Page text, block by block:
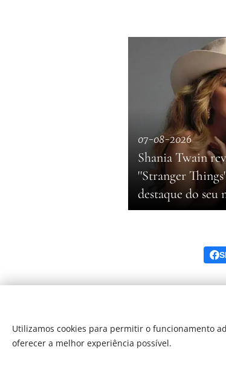
07-08-2026
Shania Twain
''Stranger
destaque do seu
Utilizamos cookies para permitir o funcionamento
oferecer a melhor experiência possível.